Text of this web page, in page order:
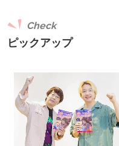
ピックアップ
Check